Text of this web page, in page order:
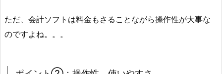
ただ、会計ソフトは料金もさることながら操作性が大事な
のですよね。。。